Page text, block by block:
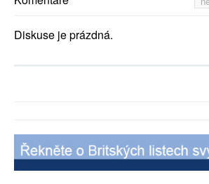
Diskuse je prázdná.